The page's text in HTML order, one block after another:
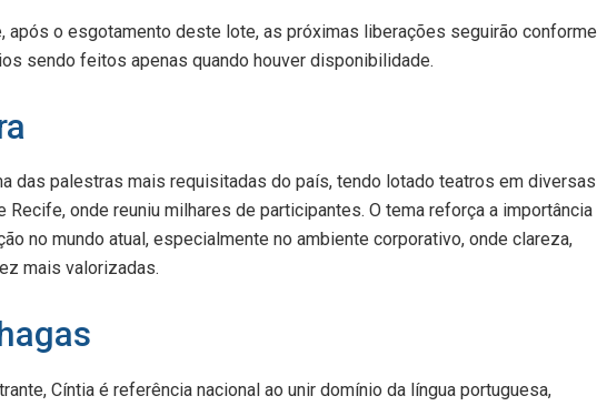
após o esgotamento deste lote, as próximas liberações seguirão conforme
sendo feitos apenas quando houver disponibilidade.
das palestras mais requisitadas do país, tendo lotado teatros em diversas
onde reuniu milhares de participantes. O tema reforça a importância
no mundo atual, especialmente no ambiente corporativo, onde clareza,
mais valorizadas.
Cíntia é referência nacional ao unir domínio da língua portuguesa,